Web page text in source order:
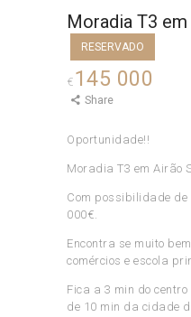
Moradia T3
RESERVADO
€ 145 000
Share
Oportunidade!!
Moradia T3 em Airão
Com possibilidade de
000€.
Encontra se muito
comércios e escola
Fica a 3 min do
de 10 min da cidade